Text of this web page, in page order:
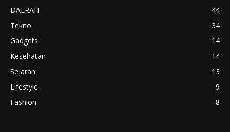
DAERAH
44
Tekno
34
Gadgets
14
Kesehatan
14
Sejarah
13
Lifestyle
9
Fashion
8